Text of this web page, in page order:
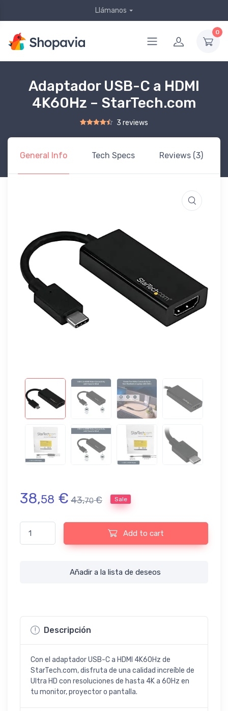
Llámanos
0
Adaptador USB-C a HDMI
4K60Hz – StarTech.com
Rated4.50out of 5 based on
2 customer ratings
3 reviews
General Info Tech Specs Reviews (3)
38,58 € 43,70 € Sale
Adaptador USB-C a HDMI 4K60Hz - StarTech.com quantity
Add to cart
Añadir a la lista de deseos
Descripción
Con el adaptador USB-C a HDMI 4K60Hz de
StarTech.com, disfruta de una calidad increíble de
Ultra HD con resoluciones de hasta 4K a 60Hz en
tu monitor, proyector o pantalla.